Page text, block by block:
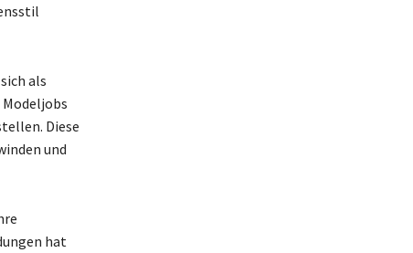
als
Diese
und
hat